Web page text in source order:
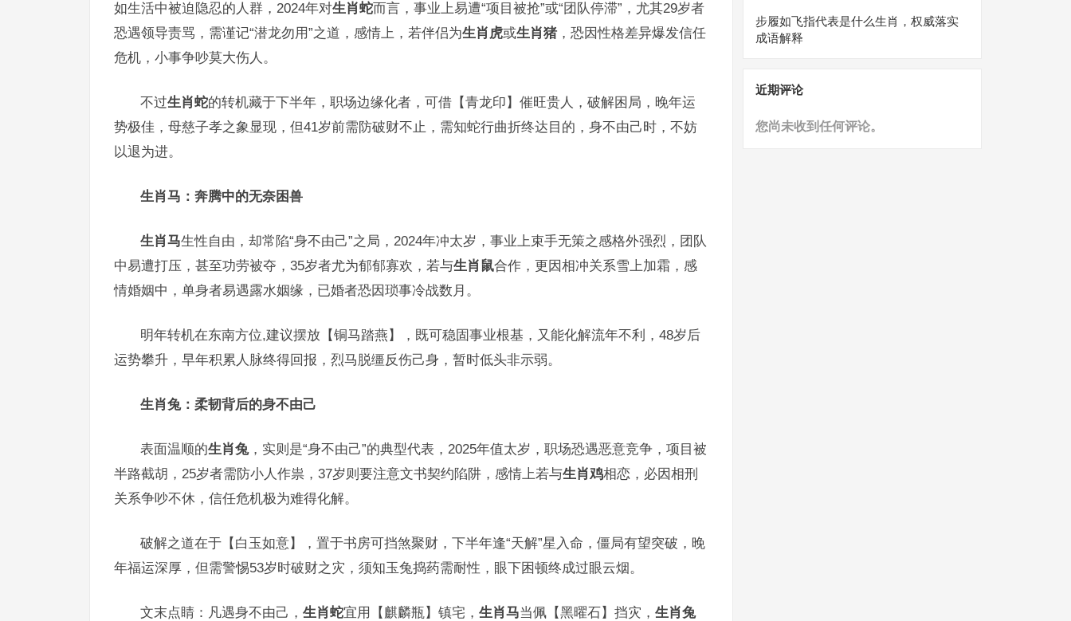
如生活中被迫隐忍的人群，2024年对生肖蛇而言，事业上易遭“项目被抢”或“团队停滞”，尤其29岁者
恐遇领导责骂，需谨记“潜龙勿用”之道，感情上，若伴侣为生肖虎或生肖猪 ，恐因性格差异爆发信任
危机，小事争吵莫大伤人。
不过生肖蛇的转机藏于下半年，职场边缘化者，可借【青龙印】催旺贵人，破解困局，晚年运
势极佳，母慈子孝之象显现，但41岁前需防破财不止，需知蛇行曲折终达目的，身不由己时，不妨
以退为进。
生肖马：奔腾中的无奈困兽
生肖马生性自由，却常陷“身不由己”之局，2024年冲太岁，事业上束手无策之感格外强烈，团队
中易遭打压，甚至功劳被夺，35岁者尤为郁郁寡欢，若与生肖鼠合作，更因相冲关系雪上加霜，感
情婚姻中，单身者易遇露水姻缘，已婚者恐因琐事冷战数月。
明年转机在东南方位,建议摆放【铜马踏燕】，既可稳固事业根基，又能化解流年不利，48岁后
运势攀升，早年积累人脉终得回报，烈马脱缰反伤己身，暂时低头非示弱。
生肖兔：柔韧背后的身不由己
表面温顺的生肖兔，实则是“身不由己”的典型代表，2025年值太岁，职场恐遇恶意竞争，项目被
半路截胡，25岁者需防小人作祟，37岁则要注意文书契约陷阱，感情上若与生肖鸡相恋，必因相刑
关系争吵不休，信任危机极为难得化解。
破解之道在于【白玉如意】，置于书房可挡煞聚财，下半年逢“天解”星入命，僵局有望突破，晚
年福运深厚，但需警惕53岁时破财之灾，须知玉兔捣药需耐性，眼下困顿终成过眼云烟。
文末点睛：凡遇身不由己， 生肖蛇宜用【麒麟瓶】镇宅， 生肖马当佩【黑曜石】挡灾， 生肖兔
步履如飞指代表是什么生肖，权威落实
成语解释
近期评论
您尚未收到任何评论。